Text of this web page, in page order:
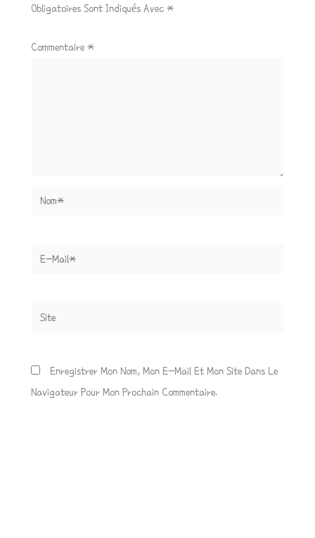
Obligatoires Sont Indiqués Avec *
Commentaire *
Nom*
E-
Site
Enregistrer Mon Nom, Mon E-Mail Et Mon Site Dans Le
Navigateur Pour Mon Prochain Commentaire.